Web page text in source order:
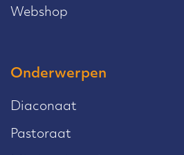
Webshop
Onderwerpen
Diaconaat
Pastoraat